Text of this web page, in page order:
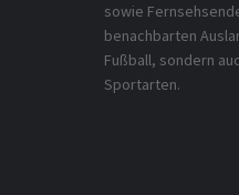
sowie
benachbarten
Fußball, sondern
Sportarten.